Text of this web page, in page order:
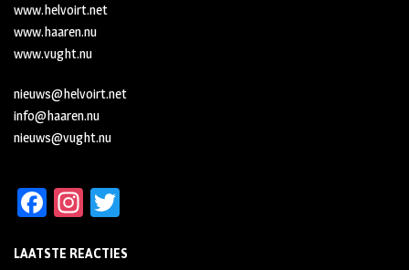
www.helvoirt.net
www.haaren.nu
www.vught.nu
nieuws@helvoirt.net
info@haaren.nu
nieuws@vught.nu
Fa
b
In
ag tt
LAATSTE REACTIES